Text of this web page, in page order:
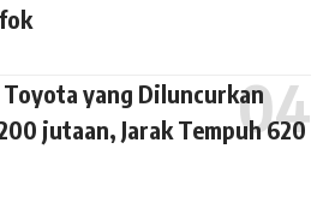
yang Diluncurkan
jutaan, Jarak Tempuh 620